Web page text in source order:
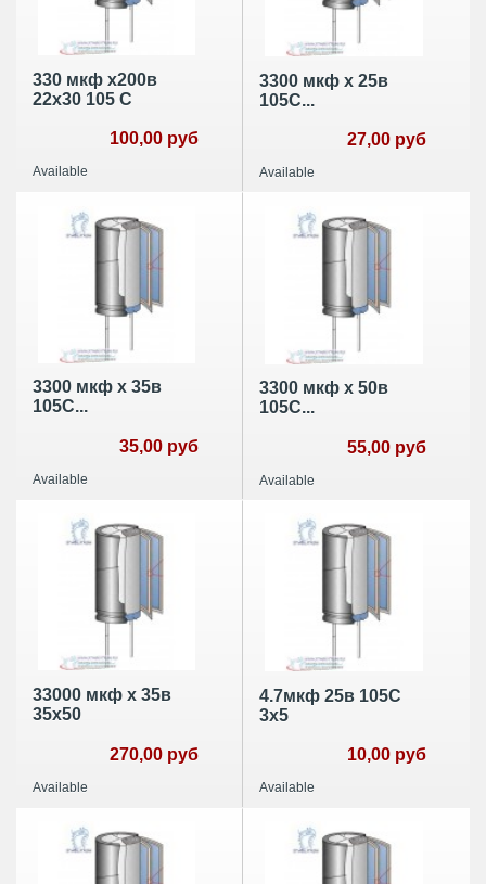
330 мкф х200в
22х30 105 С
100,00 руб
Available
3300 мкф х 25в
105С...
27,00 руб
Available
3300 мкф х 35в
105С...
35,00 руб
Available
3300 мкф х 50в
105С...
55,00 руб
Available
33000 мкф х 35в
35х50
270,00 руб
Available
4.7мкф 25в 105С
3х5
10,00 руб
Available